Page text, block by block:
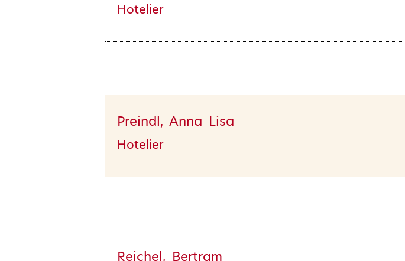
Hotelier
Preindl, Anna Lisa
Hotelier
Reichel, Bertram